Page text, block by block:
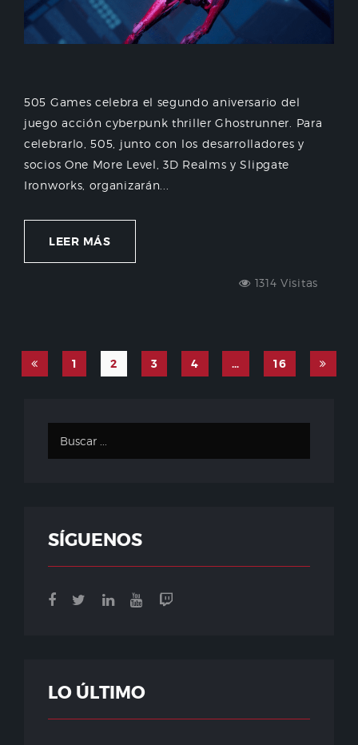
505 Games celebra el segundo aniversario del
juego acción cyberpunk thriller Ghostrunner. Para
celebrarlo, 505, junto con los desarrolladores y
socios One More Level, 3D Realms y Slipgate
Ironworks, organizarán...
LEER MÁS
1314 Visitas
1 2 3 4 … 16
SÍGUENOS
LO ÚLTIMO